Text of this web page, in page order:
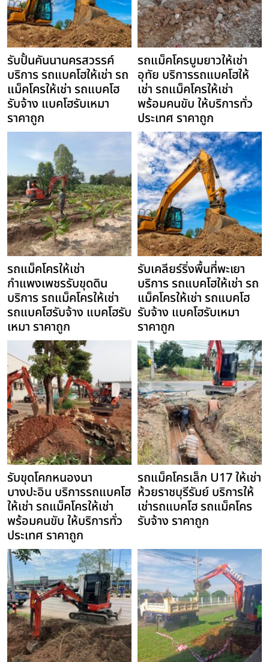
รับปั้นคันนานครสวรรค์
บริการ รถแบคโฮให้เช่า รถ
แม็คโครให้เช่า รถแบคโฮ
รับจ้าง แบคโฮรับเหมา
ราคาถูก
รถแม็คโครบูมยาวให้เช่า
อุทัย บริการรถแบคโฮให้
เช่า รถแม็คโครให้เช่า
พร้อมคนขับ ให้บริการทั่ว
ประเทศ ราคาถูก
รถแม็คโครให้เช่า
กำแพงเพชรรับขุดดิน
บริการ รถแม็คโครให้เช่า
รถแบคโฮรับจ้าง แบคโฮรับ
เหมา ราคาถูก
รับเคลียร์ริ่งพื้นที่พะเยา
บริการ รถแบคโฮให้เช่า รถ
แม็คโครให้เช่า รถแบคโฮ
รับจ้าง แบคโฮรับเหมา
ราคาถูก
รับขุดโคกหนองนา
บางปะอิน บริการรถแบคโฮ
ให้เช่า รถแม็คโครให้เช่า
พร้อมคนขับ ให้บริการทั่ว
ประเทศ ราคาถูก
รถแม็คโครเล็ก U17 ให้เช่า
ห้วยราชบุรีรัมย์ บริการให้
เช่ารถแบคโฮ รถแม็คโคร
รับจ้าง ราคาถูก